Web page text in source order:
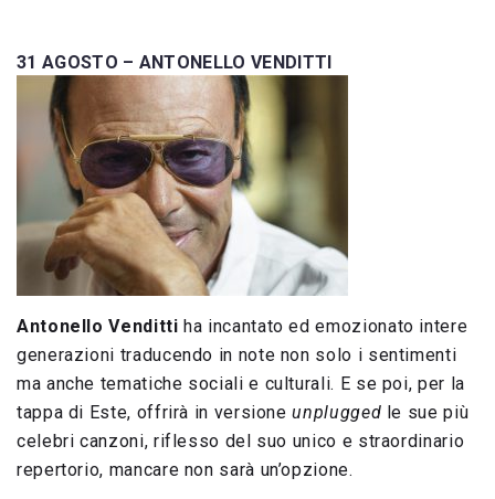
31 AGOSTO – ANTONELLO VENDITTI
Antonello Venditti ha incantato ed emozionato intere
generazioni traducendo in note non solo i sentimenti
ma anche tematiche sociali e culturali. E se poi, per la
tappa di Este, offrirà in versioneunplugged le sue più
celebri canzoni, riflesso del suo unico e straordinario
repertorio, mancare non sarà un’opzione.